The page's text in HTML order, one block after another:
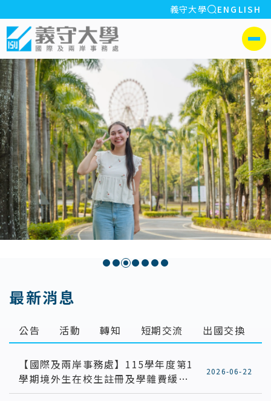
:::
義守大學 全站搜索
ENGLISH
側選單
:::
最新消息
公告 活動 轉知 短期交流 出國交換
【國際及兩岸事務處】115學年度第1
學期境外生在校生註冊及學雜費緩繳
(分期)程序
2026-06-22